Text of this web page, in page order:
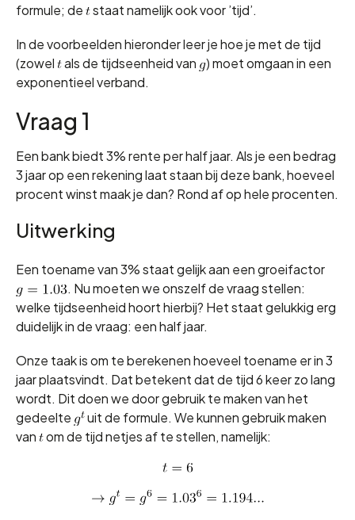
formule; de
staat namelijk ook voor ’tijd’.
In de voorbeelden hieronder leer je hoe je met de tijd
(zowel
als de tijdseenheid van
) moet omgaan in een
exponentieel verband.
Vraag 1
Een bank biedt 3% rente per half jaar. Als je een bedrag
3 jaar op een rekening laat staan bij deze bank, hoeveel
procent winst maak je dan? Rond af op hele procenten.
Uitwerking
Een toename van 3% staat gelijk aan een groeifactor
. Nu moeten we onszelf de vraag stellen:
welke tijdseenheid hoort hierbij? Het staat gelukkig erg
duidelijk in de vraag: een half jaar.
Onze taak is om te berekenen hoeveel toename er in 3
jaar plaatsvindt. Dat betekent dat de tijd 6 keer zo lang
wordt. Dit doen we door gebruik te maken van het
gedeelte
uit de formule. We kunnen gebruik maken
van
om de tijd netjes af te stellen, namelijk: